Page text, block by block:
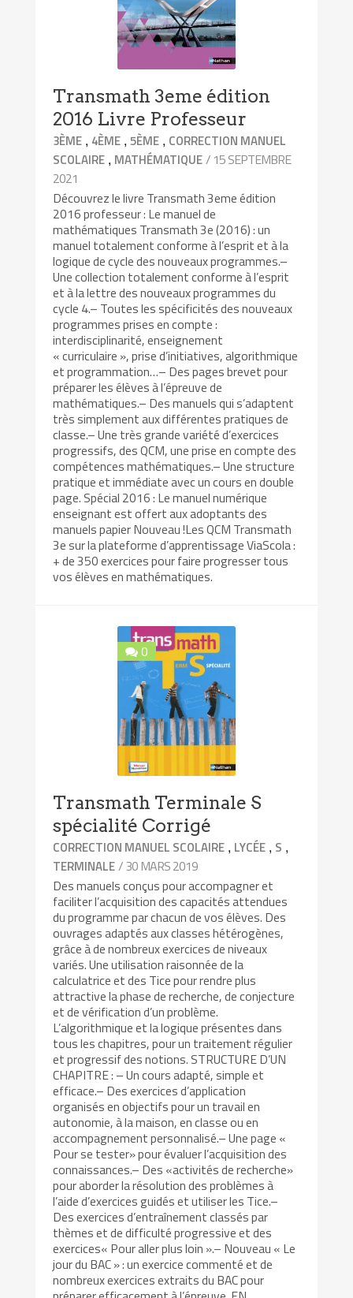
Transmath 3eme édition
2016 Livre Professeur
3ÈME , 4ÈME ,5ÈME , CORRECTION MANUEL
SCOLAIRE , MATHÉMATIQUE/ 15 SEPTEMBRE
2021
Découvrez le livre Transmath 3eme édition
2016 professeur : Le manuel de
mathématiques Transmath 3e (2016) : un
manuel totalement conforme à l’esprit et à la
logique de cycle des nouveaux programmes.–
Une collection totalement conforme à l’esprit
et à la lettre des nouveaux programmes du
cycle 4.– Toutes les spécificités des nouveaux
programmes prises en compte :
interdisciplinarité, enseignement
« curriculaire », prise d’initiatives, algorithmique
et programmation…– Des pages brevet pour
préparer les élèves à l’épreuve de
mathématiques.– Des manuels qui s’adaptent
très simplement aux différentes pratiques de
classe.– Une très grande variété d’exercices
progressifs, des QCM, une prise en compte des
compétences mathématiques.– Une structure
pratique et immédiate avec un cours en double
page. Spécial 2016 : Le manuel numérique
enseignant est offert aux adoptants des
manuels papier Nouveau !Les QCM Transmath
3e sur la plateforme d’apprentissage ViaScola :
+ de 350 exercices pour faire progresser tous
vos élèves en mathématiques.
0
Transmath Terminale S
spécialité Corrigé
CORRECTION MANUEL SCOLAIRE , LYCÉE , S ,
TERMINALE/ 30 MARS 2019
Des manuels conçus pour accompagner et
faciliter l’acquisition des capacités attendues
du programme par chacun de vos élèves. Des
ouvrages adaptés aux classes hétérogènes,
grâce à de nombreux exercices de niveaux
variés. Une utilisation raisonnée de la
calculatrice et des Tice pour rendre plus
attractive la phase de recherche, de conjecture
et de vérification d’un problème.
L’algorithmique et la logique présentes dans
tous les chapitres, pour un traitement régulier
et progressif des notions. STRUCTURE D’UN
CHAPITRE : – Un cours adapté, simple et
efficace.– Des exercices d’application
organisés en objectifs pour un travail en
autonomie, à la maison, en classe ou en
accompagnement personnalisé.– Une page «
Pour se tester» pour évaluer l’acquisition des
connaissances.– Des «activités de recherche»
pour aborder la résolution des problèmes à
l’aide d’exercices guidés et utiliser les Tice.–
Des exercices d’entraînement classés par
thèmes et de difficulté progressive et des
exercices« Pour aller plus loin ».– Nouveau « Le
jour du BAC » : un exercice commenté et de
nombreux exercices extraits du BAC pour